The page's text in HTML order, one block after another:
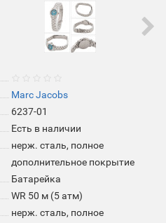
Marc Jacobs
6237-01
Есть в наличии
нерж. сталь, полное
дополнительное покрытие
Батарейка
WR 50 м (5 атм)
нерж. сталь, полное